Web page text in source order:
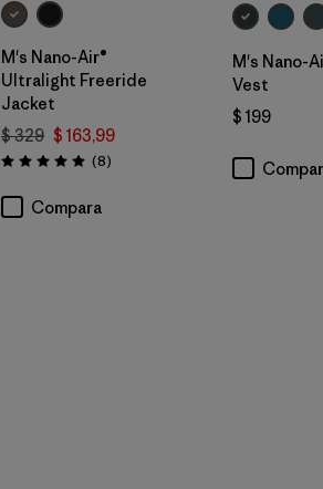
M's Nano-Air®
Ultralight Freeride
Jacket
$ 329 $ 163,99
Valoración: 5.0 / 5
(8Comentarios
)
Compara
M's Nano-
Vest
$ 199